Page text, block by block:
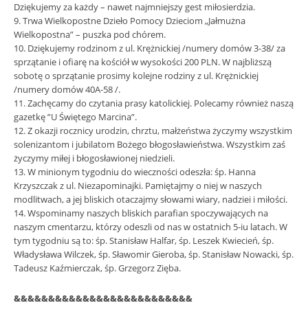
Dziękujemy za każdy – nawet najmniejszy gest miłosierdzia.
9. Trwa Wielkopostne Dzieło Pomocy Dzieciom „Jałmużna
Wielkopostna” – puszka pod chórem.
10. Dziękujemy rodzinom z ul. Krężnickiej /numery domów 3-38/ za
sprzątanie i ofiarę na kościół w wysokości 200 PLN. W najbliższą
sobotę o sprzątanie prosimy kolejne rodziny z ul. Krężnickiej
/numery domów 40A-58 /.
11. Zachęcamy do czytania prasy katolickiej. Polecamy również naszą
gazetkę ”U Świętego Marcina”.
12. Z okazji rocznicy urodzin, chrztu, małżeństwa życzymy wszystkim
solenizantom i jubilatom Bożego błogosławieństwa. Wszystkim zaś
życzymy miłej i błogosławionej niedzieli.
13. W minionym tygodniu do wieczności odeszła: śp. Hanna
Krzyszczak z ul. Niezapominajki. Pamiętajmy o niej w naszych
modlitwach, a jej bliskich otaczajmy słowami wiary, nadziei i miłości.
14. Wspominamy naszych bliskich parafian spoczywających na
naszym cmentarzu, którzy odeszli od nas w ostatnich 5-iu latach. W
tym tygodniu są to: śp. Stanisław Halfar, śp. Leszek Kwiecień, śp.
Władysława Wilczek, śp. Sławomir Gieroba, śp. Stanisław Nowacki, śp.
Tadeusz Kaźmierczak, śp. Grzegorz Zięba.
&&&&&&&&&&&&&&&&&&&&&&&&&&